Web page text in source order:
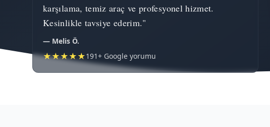
karşılama, temiz araç ve profesyonel hizmet.
Kesinlikle tavsiye ederim."
— Melis Ö.
★★★★★191+ Google yorumu